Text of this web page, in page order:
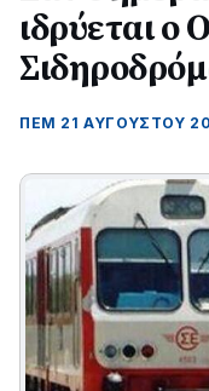
ιδρύεται ο
ΠΕΜ 21 ΑΥΓΟΎΣΤΟΥ